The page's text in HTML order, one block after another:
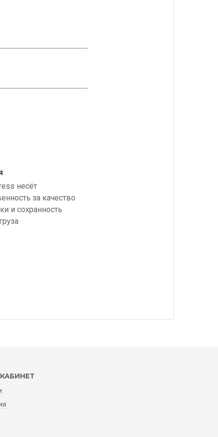
несёт
за качество
и сохранность